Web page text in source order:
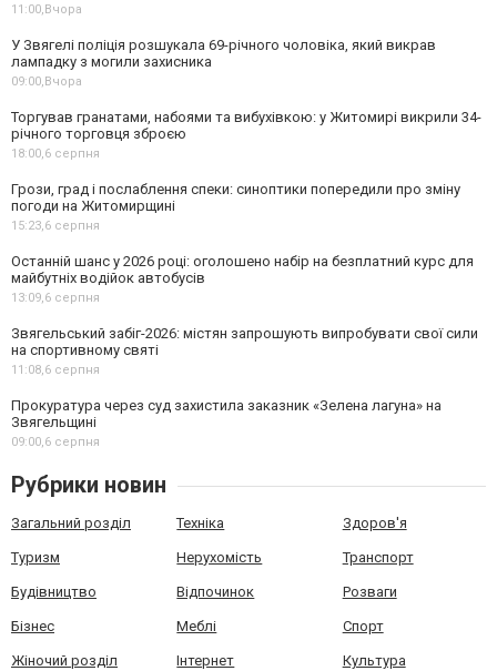
11:00,Вчора
У Звягелі поліція розшукала 69-річного чоловіка, який викрав
лампадку з могили захисника
09:00,Вчора
Торгував гранатами, набоями та вибухівкою: у Житомирі викрили 34-
річного торговця зброєю
18:00,6 серпня
Грози, град і послаблення спеки: синоптики попередили про зміну
погоди на Житомирщині
15:23,6 серпня
Останній шанс у 2026 році: оголошено набір на безплатний курс для
майбутніх водійок автобусів
13:09,6 серпня
Звягельський забіг-2026: містян запрошують випробувати свої сили
на спортивному святі
11:08,6 серпня
Прокуратура через суд захистила заказник «Зелена лагуна» на
Звягельщині
09:00,6 серпня
Рубрики новин
Загальний розділ Техніка Здоров'я
Туризм Нерухомість Транспорт
Будівництво Відпочинок Розваги
Бізнес Меблі Спорт
Жіночий розділ Інтернет Культура